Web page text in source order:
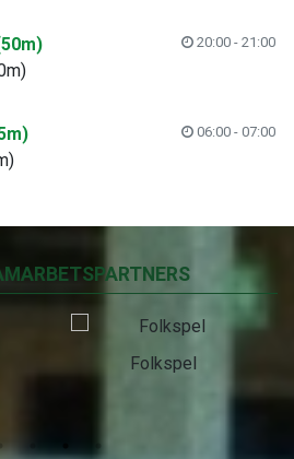
20:00 - 21:00
06:00 - 07:00
Folkspel